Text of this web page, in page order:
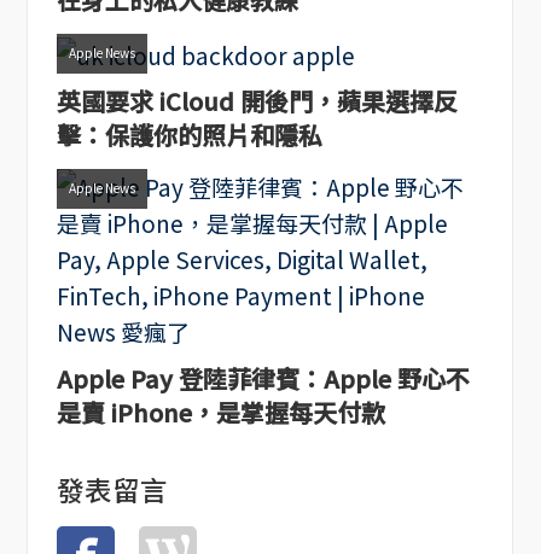
Apple News
英國要求 iCloud 開後門，蘋果選擇反
擊：保護你的照片和隱私
Apple News
Apple Pay 登陸菲律賓：Apple 野心不
是賣 iPhone，是掌握每天付款
發表留言